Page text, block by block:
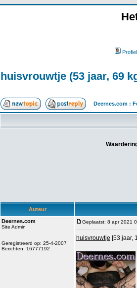
Profiel
huisvrouwtje (53 jaar, 69
Deernes.com :
Auteur
Deernes.com
Site Admin
Geregistreerd op: 25-4-2007
Berichten: 16777192
Geplaatst: 8 apr 2021
huisvrouwtje [53 jaar,